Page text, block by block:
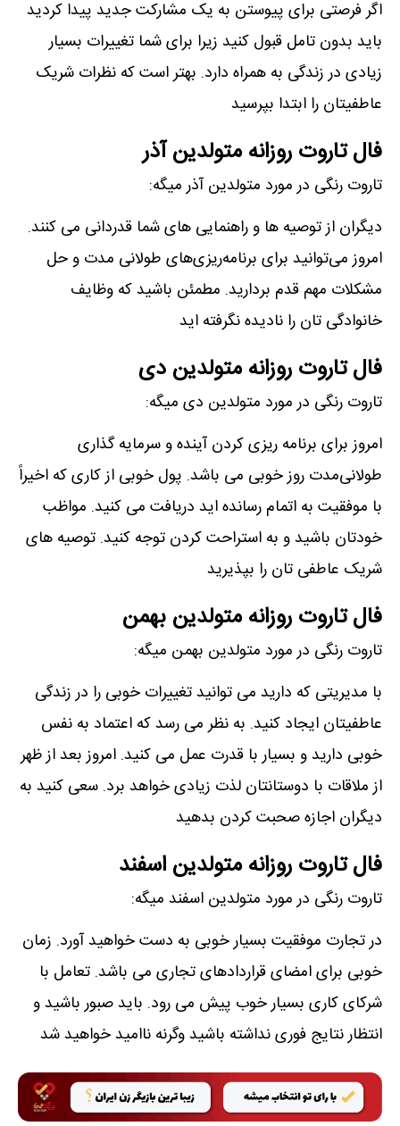
اگر فرصتی برای پیوستن به یک مشارکت جدید پیدا کردید
باید بدون تامل قبول کنید زیرا برای شما تغییرات بسیار
زیادی در زندگی به همراه دارد. بهتر است که نظرات شریک
عاطفیتان را ابتدا بپرسید
فال تاروت روزانه متولدین آذر
تاروت رنگی در مورد متولدین آذر میگه:
دیگران از توصیه ها و راهنمایی های شما قدردانی می کنند.
امروز می‌توانید برای برنامه‌ریزی‌های طولانی مدت و حل
مشکلات مهم قدم بردارید. مطمئن باشید که وظایف
خانوادگی تان را نادیده نگرفته اید
فال تاروت روزانه متولدین دی
تاروت رنگی در مورد متولدین دی میگه:
امروز برای برنامه ریزی کردن آینده و سرمایه گذاری
طولانی‌مدت روز خوبی می باشد. پول خوبی از کاری که اخیراً
با موفقیت به اتمام رسانده اید دریافت می کنید. مواظب
خودتان باشید و به استراحت کردن توجه کنید. توصیه های
شریک عاطفی تان را بپذیرید
فال تاروت روزانه متولدین بهمن
تاروت رنگی در مورد متولدین بهمن میگه:
با مدیریتی که دارید می توانید تغییرات خوبی را در زندگی
عاطفیتان ایجاد کنید. به نظر می رسد که اعتماد به نفس
خوبی دارید و بسیار با قدرت عمل می کنید. امروز بعد از ظهر
از ملاقات با دوستانتان لذت زیادی خواهد برد. سعی کنید به
دیگران اجازه صحبت کردن بدهید
فال تاروت روزانه متولدین اسفند
تاروت رنگی در مورد متولدین اسفند میگه:
در تجارت موفقیت بسیار خوبی به دست خواهید آورد. زمان
خوبی برای امضای قراردادهای تجاری می باشد. تعامل با
شرکای کاری بسیار خوب پیش می رود. باید صبور باشید و
انتظار نتایج فوری نداشته باشید وگرنه ناامید خواهید شد